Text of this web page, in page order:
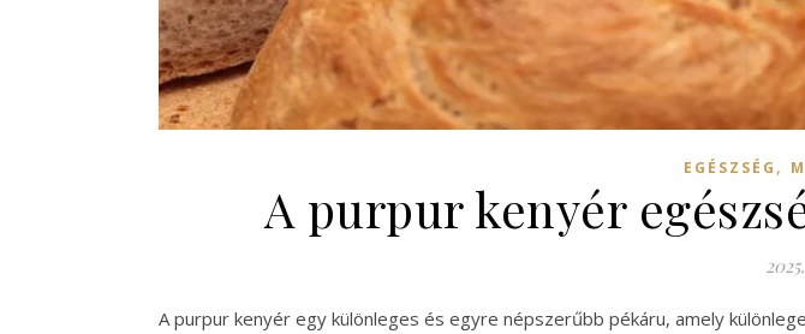
EGÉSZSÉG ,
A purpur kenyér
A purpur kenyér egy különleges és egyre népszerűbb pékáru, amely